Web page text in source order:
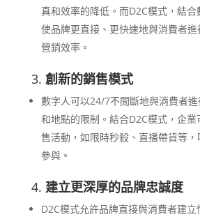
真和效率的降低。而D2C模式，結合
使品牌更直接、更快速地與消費者
營銷效率。
3. 創新的銷售模式
數字人可以24/7不間斷地與消費者
和地點的限制。結合D2C模式，企
售活動，如限時秒殺、直播帶貨等
參與。
4. 建立更深厚的品牌忠誠度
D2C模式允許品牌直接與消費者建